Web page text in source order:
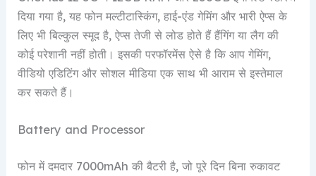
दिया गया है, यह फोन मल्टीटास्किंग, हाई-एंड गेमिंग और भारी ऐप्स के
लिए भी बिल्कुल स्मूद है, ऐप्स तेजी से लोड होते हैं हैंगिंग या लैग की
कोई परेशानी नहीं होती। इसकी परफॉरमेंस ऐसे है कि आप गेमिंग,
वीडियो एडिटिंग और सोशल मीडिया एक साथ भी आराम से इस्तेमाल
कर सकते हैं।
Battery and Processor
फोन में दमदार 7000mAh की बैटरी है, जो पूरे दिन बिना रुकावट